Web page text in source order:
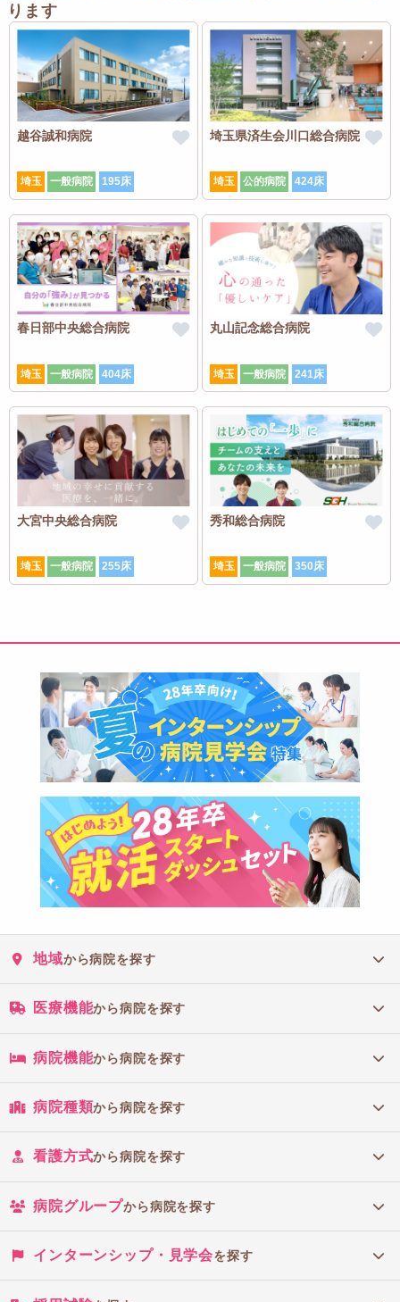
ります
越谷誠和病院
埼玉 一般病院 195床
埼玉県済生会川口総合病院
埼玉 公的病院 424床
春日部中央総合病院
埼玉 一般病院 404床
丸山記念総合病院
埼玉 一般病院 241床
大宮中央総合病院
埼玉 一般病院 255床
秀和総合病院
埼玉 一般病院 350床
地域から病院を探す
医療機能から病院を探す
病院機能から病院を探す
病院種類から病院を探す
看護方式から病院を探す
病院グループから病院を探す
インターンシップ・見学会を探す